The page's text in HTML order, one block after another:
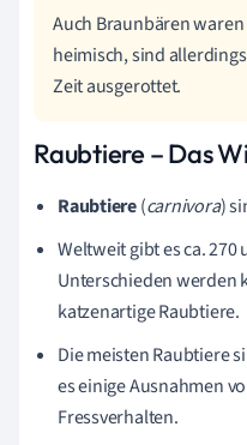
Auch Braunbären
heimisch, sind
Zeit ausgerottet.
Raubtiere – Das
Raubtiere(carnivora)
Weltweit gibt es ca.
Unterschieden werden
katzenartige Raubtiere.
Die meisten Raubtiere
es einige Ausnahmen
Fressverhalten.